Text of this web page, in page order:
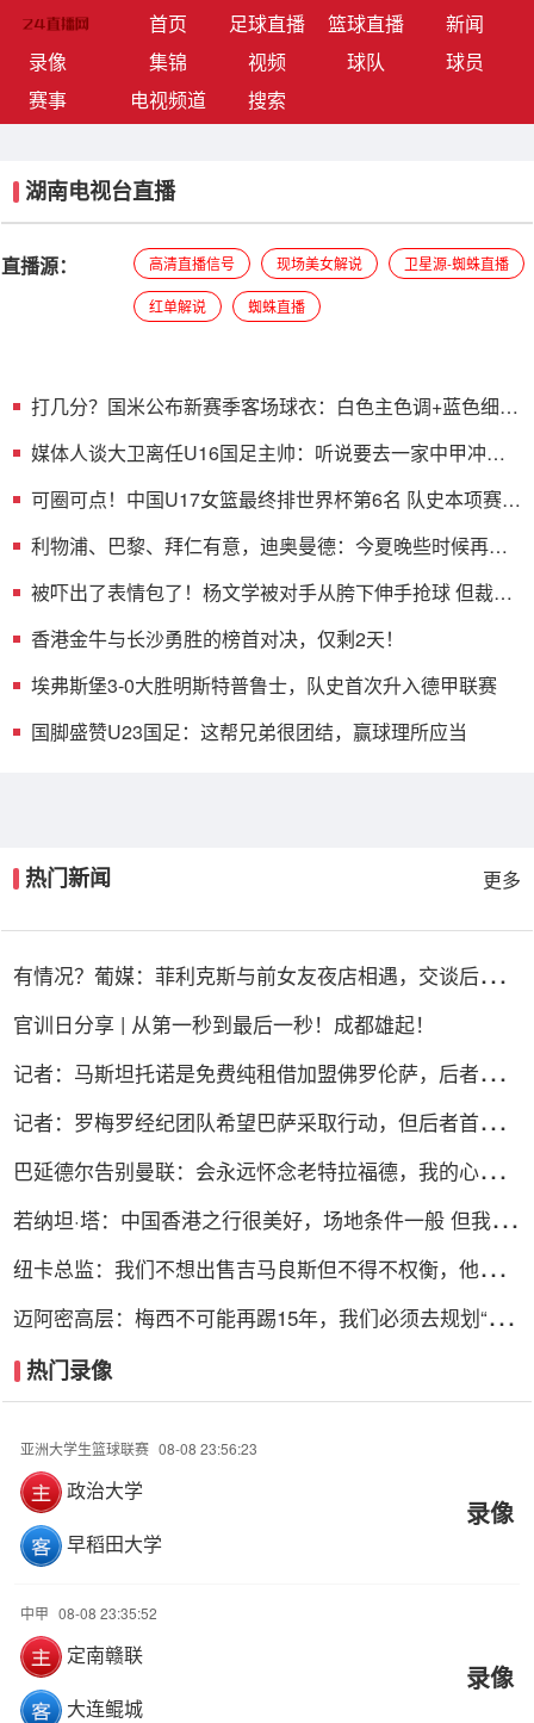
首页(current)足球直播 篮球直播
新闻
录像
集锦 视频 球队
球员
赛事
电视频道 搜索
湖南电视台直播
直播源： 高清直播信号 现场美女解说 卫星源-蜘蛛直播
红单解说 蜘蛛直播
打几分？国米公布新赛季客场球衣：白色主色调+蓝色细条
媒体人谈大卫离任U16国足主帅：听说要去一家中甲冲超
可圈可点！中国U17女篮最终排世界杯第6名 队史本项赛事
利物浦、巴黎、拜仁有意，迪奥曼德：今夏晚些时候再决
被吓出了表情包了！杨文学被对手从胯下伸手抢球 但裁判
香港金牛与长沙勇胜的榜首对决，仅剩2天！
埃弗斯堡3-0大胜明斯特普鲁士，队史首次升入德甲联赛
国脚盛赞U23国足：这帮兄弟很团结，赢球理所应当
热门新闻 更多
有情况？葡媒：菲利克斯与前女友夜店相遇，交谈后社媒
官训日分享 | 从第一秒到最后一秒！成都雄起！
记者：马斯坦托诺是免费纯租借加盟佛罗伦萨，后者承担
记者：罗梅罗经纪团队希望巴萨采取行动，但后者首选引
巴延德尔告别曼联：会永远怀念老特拉福德，我的心与你
若纳坦·塔：中国香港之行很美好，场地条件一般 但我们
纽卡总监：我们不想出售吉马良斯但不得不权衡，他明确
迈阿密高层：梅西不可能再踢15年，我们必须去规划“后
热门录像
亚洲大学生篮球联赛 08-08 23:56:23
政治大学
早稻田大学
录像
中甲 08-08 23:35:52
定南赣联
大连鲲城
录像